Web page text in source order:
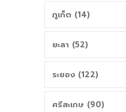
ภูเก็ต (14)
ยะลา (52)
ระยอง (122)
ศรีสะเกษ (90)